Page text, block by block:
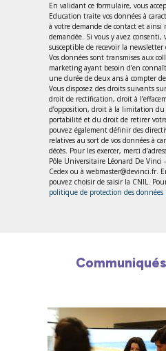
En validant ce formulaire, vous
Education traite vos données à
à votre demande de contact et ainsi
demandée. Si vous y avez consenti,
susceptible de recevoir la
Vos données sont transmises aux
marketing ayant besoin d’en
une durée de deux ans à compter
Vous disposez des droits suivants
droit de rectification, droit à
d’opposition, droit à la limitation
portabilité et du droit de retirer
pouvez également définir des
relatives au sort de vos données à
décès. Pour les exercer, merci
Pôle Universitaire Léonard De Vinci
Cedex ou à webmaster@devinci.fr.
pouvez choisir de saisir la CNIL.
politique de protection des données